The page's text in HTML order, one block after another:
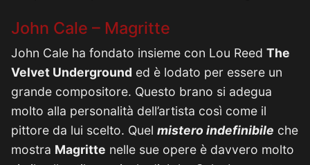
John Cale – Magritte
John Cale ha fondato insieme con Lou Reed The
Velvet Underground ed è lodato per essere un
grande compositore. Questo brano si adegua
molto alla personalità dell’artista così come il
pittore da lui scelto. Quel mistero indefinibile che
mostra Magritte nelle sue opere è davvero molto